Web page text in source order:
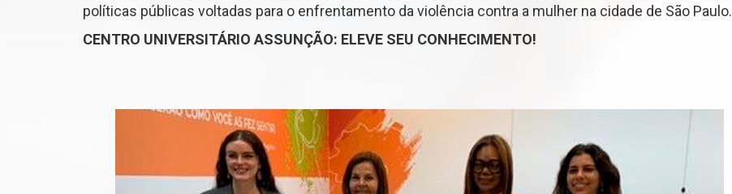
políticas públicas voltadas para o enfrentamento da violência contra a mulher na cidade de São Paulo.
CENTRO UNIVERSITÁRIO ASSUNÇÃO: ELEVE SEU CONHECIMENTO!